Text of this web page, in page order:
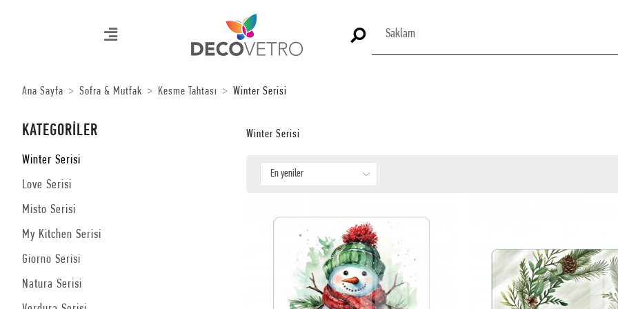
Ana Sayfa Sofra & Mutfak Kesme Tahtası Winter Serisi
KATEGORİLER
Winter Serisi
Love Serisi
Misto Serisi
My Kitchen Serisi
Giorno Serisi
Natura Serisi
Winter Serisi